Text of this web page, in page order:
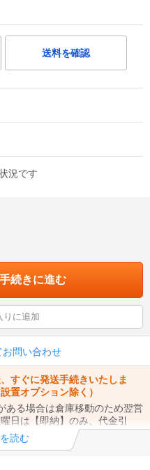
送料を確認
況です
続きに進む
りに追加
問い合わせ
すぐに発送手続きいたしま
置オプション除く）
ある場合は倉庫移動のため翌営
日は【即納】のみ、代金引
ご注文まで当日出荷いたしま
読む